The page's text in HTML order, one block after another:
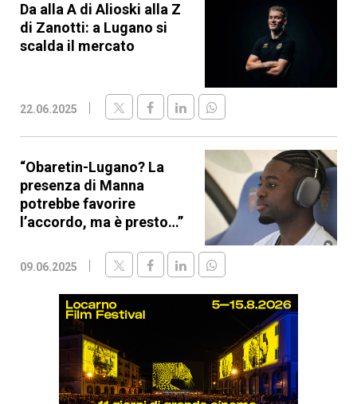
Da alla A di Alioski alla Z
di Zanotti: a Lugano si
scalda il mercato
22.06.2025
“Obaretin-Lugano? La
presenza di Manna
potrebbe favorire
l’accordo, ma è presto…”
09.06.2025